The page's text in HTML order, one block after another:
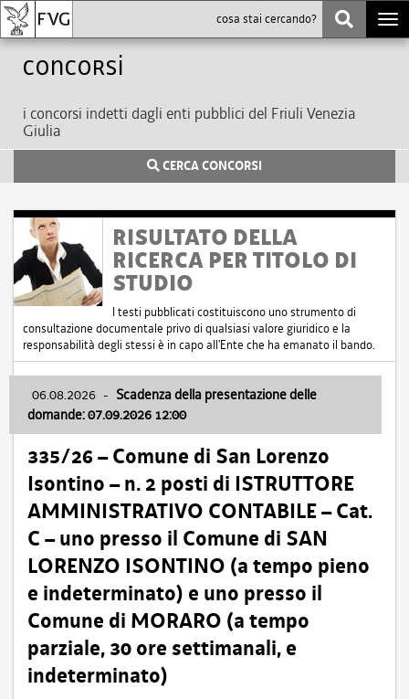
Concorsi
i concorsi indetti dagli enti pubblici del Friuli Venezia
Giulia
CERCA CONCORSI
RISULTATO DELLA
RICERCA PER TITOLO DI
STUDIO
I testi pubblicati costituiscono uno strumento di
consultazione documentale privo di qualsiasi valore giuridico e la
responsabilità degli stessi è in capo all'Ente che ha emanato il bando.
06.08.2026 - Scadenza della presentazione delle
domande: 07.09.2026 12:00
335/26 – Comune di San Lorenzo
Isontino – n. 2 posti di ISTRUTTORE
AMMINISTRATIVO CONTABILE – Cat.
C – uno presso il Comune di SAN
LORENZO ISONTINO (a tempo pieno
e indeterminato) e uno presso il
Comune di MORARO (a tempo
parziale, 30 ore settimanali, e
indeterminato)